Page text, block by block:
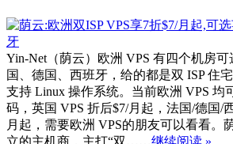
Yin-Net（荫云）欧洲 VPS 有四个机房
国、德国、西班牙，给的都是双 ISP 住
支持 Linux 操作系统。当前欧洲 VPS 均
码，英国 VPS 折后$7/月起，法国/德国/
月起，需要欧洲 VPS的朋友可以看看。
立的主机商，主打“双……继续阅读 »